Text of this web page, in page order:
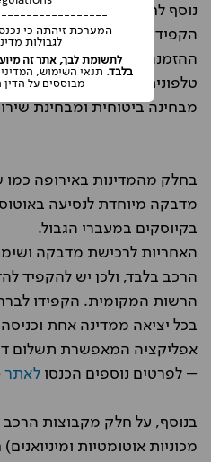
נוסף לחברת ההשכרה בעת
הקפידו לסמן את המדינות
ההזמנה (או לציין אותן בפני
טלפונית), ע"מ שתקבלו
מבחינה ביטוחית ומבחינת
בחלק מהמדינות באירופה כמו
מדבקה מיוחדת לנסיעה
בקיוסקים במעברי הגבול.
האחריות לרכישת מדבקה
הרכב בלבד, ולכן יש להקפיד
הרשות המקומית. הקפידו
בכל יציאה ממדינה אחת
אפליקציה המאפשרת תשלום
– לפרטים נוספים הכנסו לאתר Digital Vignette.
בנוסף, על חלק מקבוצות הרכב
מכוניות אוטומטיות
המערכת זיהתה כי
לגבולות
לתשומת לבך, אתר זה
בלבד. תנאי השימוש,
מבוססים על הדין